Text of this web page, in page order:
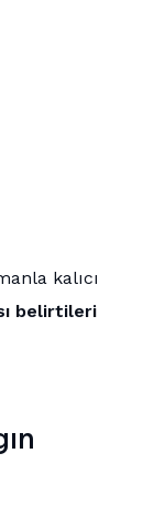
kalıcı
belirtileri